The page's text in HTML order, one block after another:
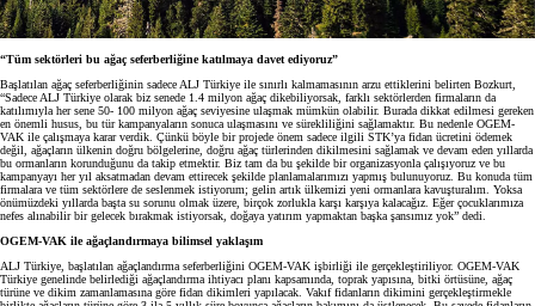
“Tüm sektörleri bu ağaç seferberliğine katılmaya davet ediyoruz”
Başlatılan ağaç seferberliğinin sadece ALJ Türkiye ile sınırlı kalmamasının arzu ettiklerini belirten Bozkurt,
“Sadece ALJ Türkiye olarak biz senede 1.4 milyon ağaç dikebiliyorsak, farklı sektörlerden firmaların da
katılımıyla her sene 50- 100 milyon ağaç seviyesine ulaşmak mümkün olabilir. Burada dikkat edilmesi gereken
en önemli husus, bu tür kampanyaların sonuca ulaşmasını ve sürekliliğini sağlamaktır. Bu nedenle OGEM-
VAK ile çalışmaya karar verdik. Çünkü böyle bir projede önem sadece ilgili STK’ya fidan ücretini ödemek
değil, ağaçların ülkenin doğru bölgelerine, doğru ağaç türlerinden dikilmesini sağlamak ve devam eden yıllarda
bu ormanların korunduğunu da takip etmektir. Biz tam da bu şekilde bir organizasyonla çalışıyoruz ve bu
kampanyayı her yıl aksatmadan devam ettirecek şekilde planlamalarımızı yapmış bulunuyoruz. Bu konuda tüm
firmalara ve tüm sektörlere de seslenmek istiyorum; gelin artık ülkemizi yeni ormanlara kavuşturalım. Yoksa
önümüzdeki yıllarda başta su sorunu olmak üzere, birçok zorlukla karşı karşıya kalacağız. Eğer çocuklarımıza
nefes alınabilir bir gelecek bırakmak istiyorsak, doğaya yatırım yapmaktan başka şansımız yok” dedi.
OGEM-VAK ile ağaçlandırmaya bilimsel yaklaşım
ALJ Türkiye, başlatılan ağaçlandırma seferberliğini OGEM-VAK işbirliği ile gerçekleştiriliyor. OGEM-VAK
Türkiye genelinde belirlediği ağaçlandırma ihtiyacı planı kapsamında, toprak yapısına, bitki örtüsüne, ağaç
türüne ve dikim zamanlamasına göre fidan dikimleri yapılacak. Vakıf fidanların dikimini gerçekleştirmekle